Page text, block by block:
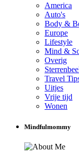
America
Auto's
Body &
Europe
Lifestyle
Mind &
Overig
Travel
Uitjes
Vrije tijd
Wonen
Mindfulmommy